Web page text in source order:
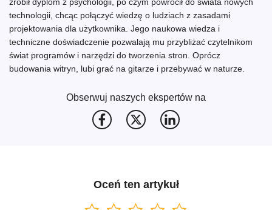
technologii, chcąc połączyć wiedzę o ludziach z zasadami
projektowania dla użytkownika. Jego naukowa wiedza i
techniczne doświadczenie pozwalają mu przybliżać czytelnikom
świat programów i narzędzi do tworzenia stron. Oprócz
budowania witryn, lubi grać na gitarze i przebywać w naturze.
Obserwuj naszych ekspertów na
Oceń ten artykuł